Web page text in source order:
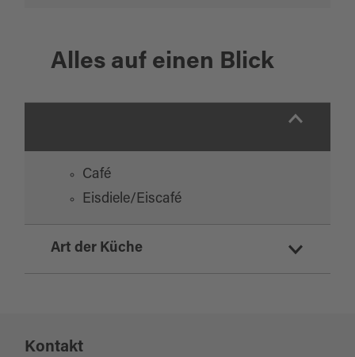
Alles auf einen Blick
Café
Eisdiele/Eiscafé
Art der Küche
Kontakt